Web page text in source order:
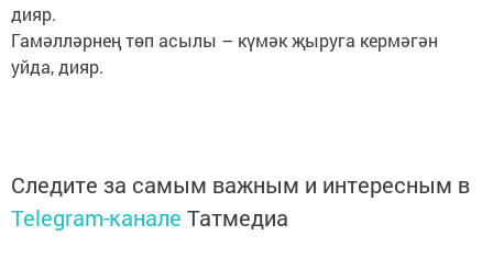
дияр.
Гамәлләрнең төп асылы – күмәк җыруга кермәгән
уйда, дияр.
Следите за самым важным и интересным в
Telegram-канале Татмедиа